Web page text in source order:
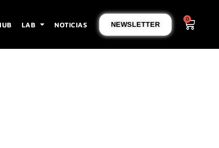
LAB NOTICIAS NEWSLETTER
0